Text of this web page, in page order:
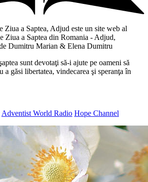
Ziua a Saptea, Adjud este un site web al
Ziua a Saptea din Romania - Adjud,
Dumitru Marian & Elena Dumitru
sunt devotaţi să-i ajute pe oameni să
a găsi libertatea, vindecarea şi speranţa în
Adventist World Radio Hope Channel